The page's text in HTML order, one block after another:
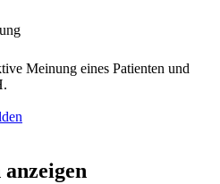
Meinung eines Patienten und